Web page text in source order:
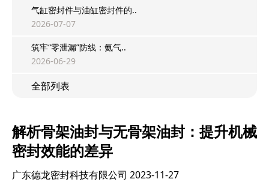
气缸密封件与油缸密封件的..
2026-07-07
筑牢“零泄漏”防线：氨气..
2026-06-29
全部列表
解析骨架油封与无骨架油封：提升机械
密封效能的差异
广东德龙密封科技有限公司 2023-11-27